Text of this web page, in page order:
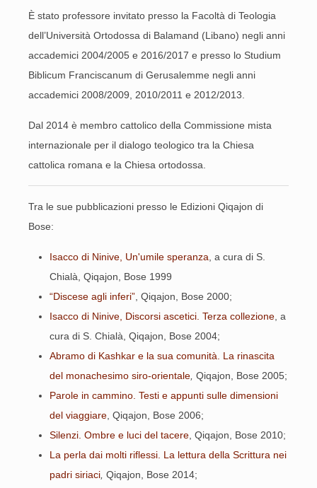
È stato professore invitato presso la Facoltà di Teologia
dell’Università Ortodossa di Balamand (Libano) negli anni
accademici 2004/2005 e 2016/2017 e presso lo Studium
Biblicum Franciscanum di Gerusalemme negli anni
accademici 2008/2009, 2010/2011 e 2012/2013.
Dal 2014 è membro cattolico della Commissione mista
internazionale per il dialogo teologico tra la Chiesa
cattolica romana e la Chiesa ortodossa.
Tra le sue pubblicazioni presso le Edizioni Qiqajon di
Bose:
Isacco di Ninive, Un'umile speranza , a cura di S.
Chialà, Qiqajon, Bose 1999
“Discese agli inferi” , Qiqajon, Bose 2000;
Isacco di Ninive, Discorsi ascetici. Terza collezione , a
cura di S. Chialà, Qiqajon, Bose 2004;
Abramo di Kashkar e la sua comunità. La rinascita
del monachesimo siro-orientale Qiqajon, Bose 2005;
Parole in cammino. Testi e appunti sulle dimensioni
del viaggiare , Qiqajon, Bose 2006;
Silenzi. Ombre e luci del tacere , Qiqajon, Bose 2010;
La perla dai molti riflessi. La lettura della Scrittura nei
padri siriaci Qiqajon, Bose 2014;